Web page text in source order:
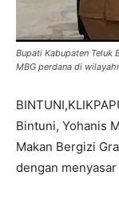
Bupati Kabupaten Teluk
MBG perdana di
Bintuni, Yohanis
Makan Bergizi
dengan